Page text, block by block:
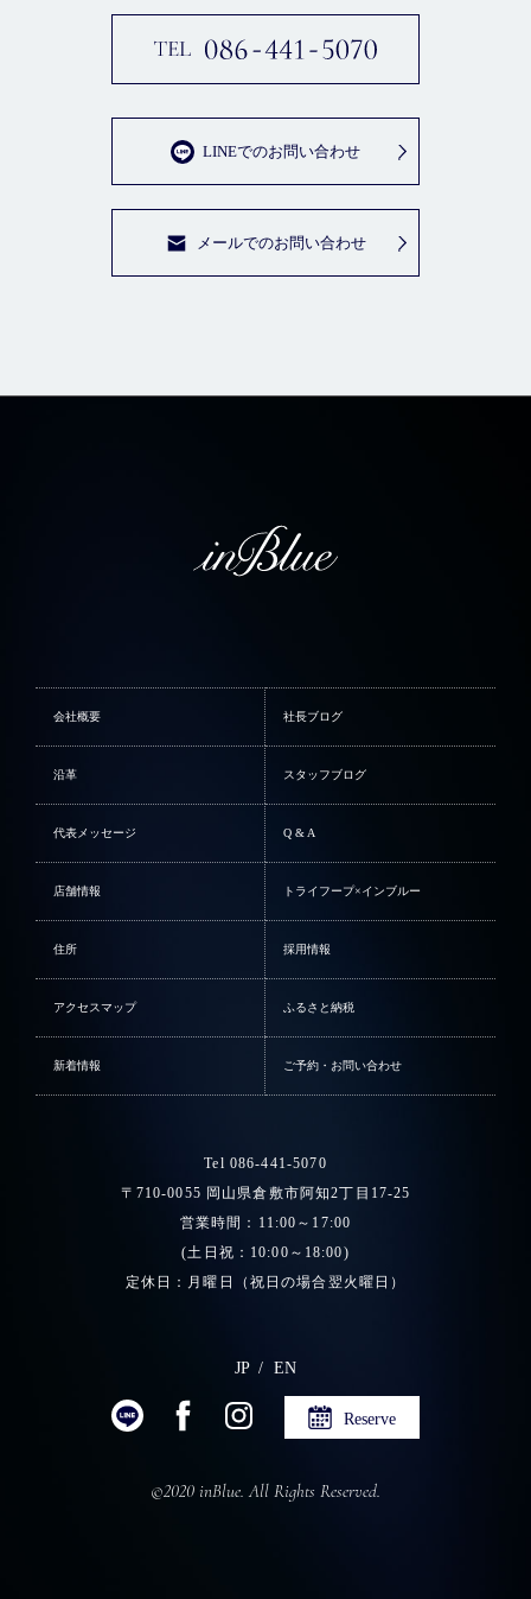
LINEでのお問い合わせ
メールでのお問い合わせ
会社概要 社長ブログ
沿革 スタッフブログ
代表メッセージ Q & A
店舗情報 トライフープ×インブルー
住所 採用情報
アクセスマップ ふるさと納税
新着情報 ご予約・お問い合わせ
Tel 086-441-5070
〒710-0055 岡山県倉敷市阿知2丁目17-25
営業時間：11:00～17:00
(土日祝：10:00～18:00)
定休日：月曜日（祝日の場合翌火曜日）
JP EN
Reserve
©2020 inBlue. All Rights Reserved.